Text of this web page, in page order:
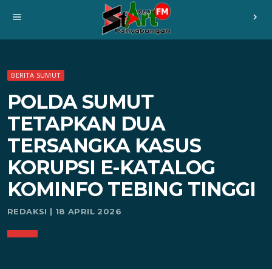
menu chevron_right
BERITA SUMUT
POLDA SUMUT
TETAPKAN DUA
TERSANGKA KASUS
KORUPSI E-KATALOG
KOMINFO TEBING TINGGI
REDAKSI | 18 APRIL 2026